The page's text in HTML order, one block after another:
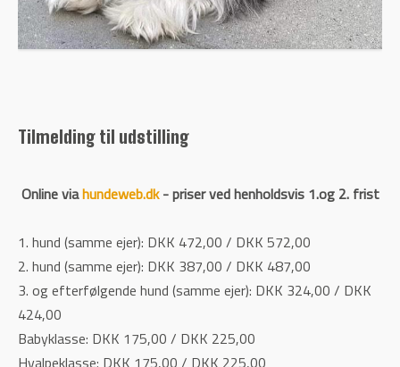
Tilmelding til udstilling
Online viahundeweb.dk- priser ved henholdsvis 1.og 2. frist
1. hund (samme ejer): DKK 472,00 / DKK 572,00
2. hund (samme ejer): DKK 387,00 / DKK 487,00
3. og efterfølgende hund (samme ejer): DKK 324,00 / DKK
424,00
Babyklasse: DKK 175,00 / DKK 225,00
Hvalpeklasse: DKK 175,00 / DKK 225,00